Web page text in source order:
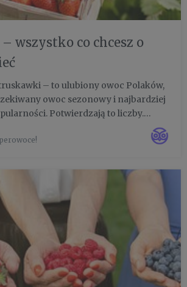
wszystko co chcesz o
– to ulubiony owoc Polaków,
owoc sezonowy i najbardziej
Potwierdzają to liczby.
w roku 2019 (32%), a żaden inny